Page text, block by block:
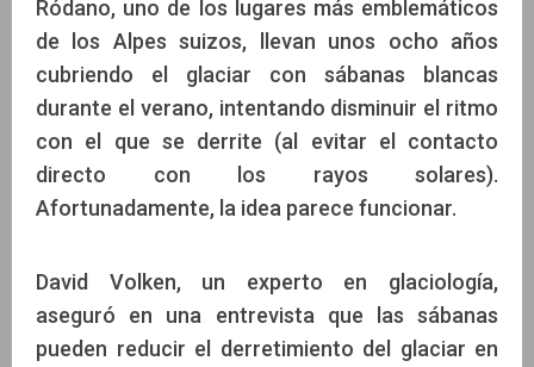
Ródano, uno de los lugares más emblemáticos
de los Alpes suizos, llevan unos ocho años
cubriendo el glaciar con sábanas blancas
durante el verano, intentando disminuir el ritmo
con el que se derrite (al evitar el contacto
directo con los rayos solares).
Afortunadamente, la idea parece funcionar.
David Volken, un experto en glaciología,
aseguró en una entrevista que las sábanas
pueden reducir el derretimiento del glaciar en